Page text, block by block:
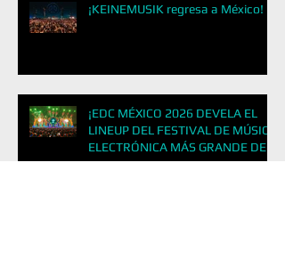
¡KEINEMUSIK regresa a México!
¡EDC MÉXICO 2026 DEVELA EL
LINEUP DEL FESTIVAL DE MÚSICA
ELECTRÓNICA MÁS GRANDE DE
LATINOAMÉRICA!